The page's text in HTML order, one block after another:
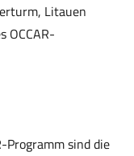
Litauen
OCCAR-
Programm sind die